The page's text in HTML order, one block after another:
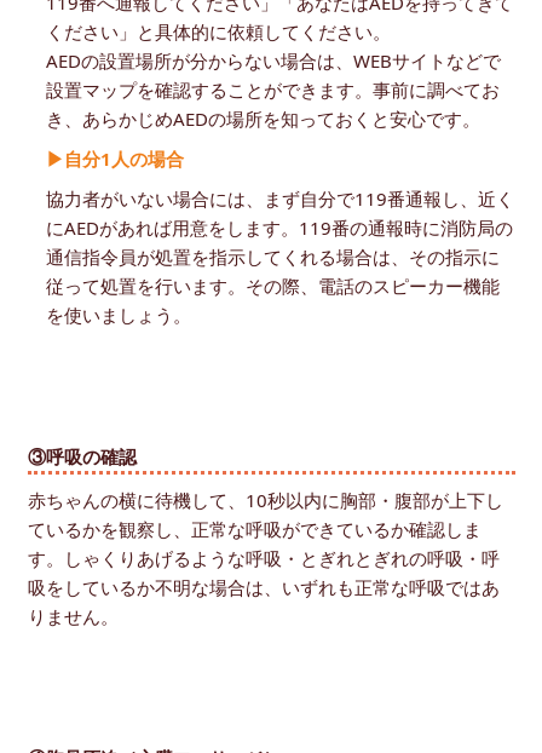
ください」と具体的に依頼してください。
AEDの設置場所が分からない場合は、WEBサイトなどで
設置マップを確認することができます。事前に調べてお
き、あらかじめAEDの場所を知っておくと安心です。
▶自分1人の場合
協力者がいない場合には、まず自分で119番通報し、近く
にAEDがあれば用意をします。119番の通報時に消防局の
通信指令員が処置を指示してくれる場合は、その指示に
従って処置を行います。その際、電話のスピーカー機能
を使いましょう。
③呼吸の確認
赤ちゃんの横に待機して、10秒以内に胸部・腹部が上下し
ているかを観察し、正常な呼吸ができているか確認しま
す。しゃくりあげるような呼吸・とぎれとぎれの呼吸・呼
吸をしているか不明な場合は、いずれも正常な呼吸ではあ
りません。